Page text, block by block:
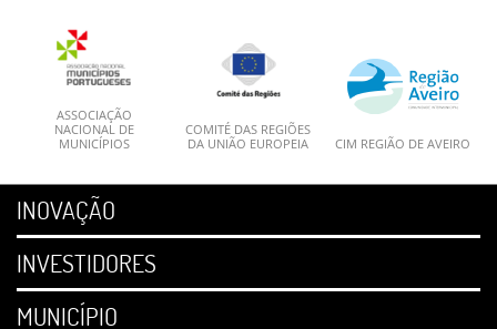
ASSOCIAÇÃO
NACIONAL DE
MUNICÍPIOS
COMITÉ DAS REGIÕES
DA UNIÃO EUROPEIA
CIM REGIÃO DE AVEIRO
INOVAÇÃO
INVESTIDORES
MUNICÍPIO